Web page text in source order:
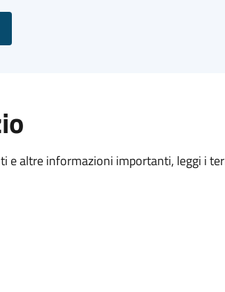
e altre informazioni importanti, leggi i